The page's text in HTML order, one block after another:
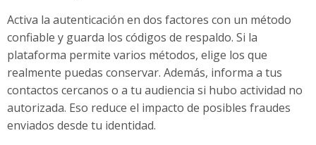
Activa la autenticación en dos factores con un método
confiable y guarda los códigos de respaldo. Si la
plataforma permite varios métodos, elige los que
realmente puedas conservar. Además, informa a tus
contactos cercanos o a tu audiencia si hubo actividad no
autorizada. Eso reduce el impacto de posibles fraudes
enviados desde tu identidad.